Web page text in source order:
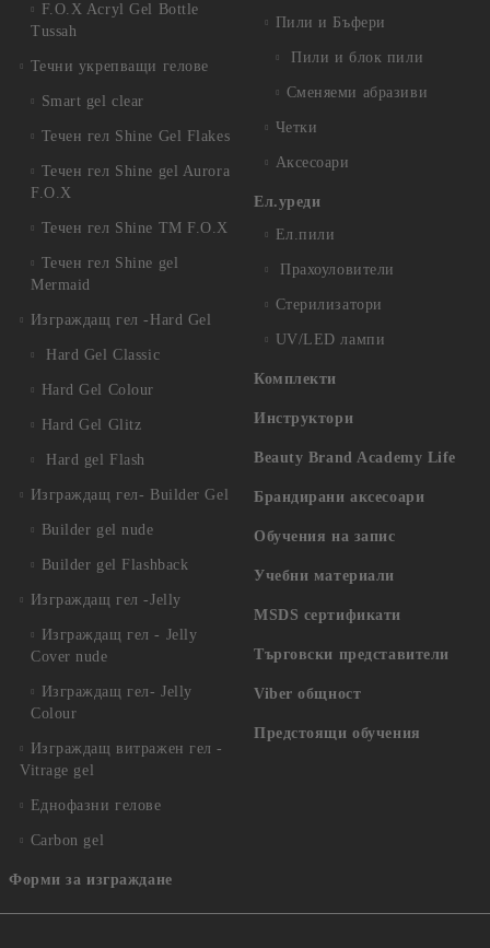
F.O.X Acryl Gel Bottle
Tussah
Течни укрепващи гелове
Smart gel clear
Течен гел Shine Gel Flakes
Течен гел Shine gel Aurora
F.O.X
Течен гел Shine TM F.O.X
Течен гел Shine gel
Mermaid
Изграждащ гел -Hard Gel
Hard Gel Classic
Hard Gel Colour
Hard Gel Glitz
Hard gel Flash
Изграждащ гел- Builder Gel
Builder gel nude
Builder gel Flashback
Изграждащ гел -Jelly
Изграждащ гел - Jelly
Cover nude
Изграждащ гел- Jelly
Colour
Изграждащ витражен гел -
Vitrage gel
Еднофазни гелове
Carbon gel
Форми за изграждане
Пили и Бъфери
Пили и блок пили
Сменяеми абразиви
Четки
Аксесоари
Ел.уреди
Ел.пили
Прахоуловители
Стерилизатори
UV/LED лампи
Комплекти
Инструктори
Beauty Brand Academy Life
Брандирани аксесоари
Обучения на запис
Учебни материали
MSDS сертификати
Търговски представители
Viber общност
Предстоящи обучения